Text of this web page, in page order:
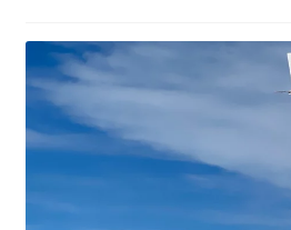
Ryanair изменение имени
Ryanair изменения
Ryanair изменить дату